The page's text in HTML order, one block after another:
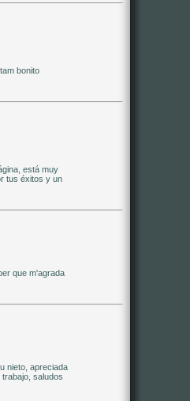
bonito
está muy
tus éxitos y un
que m'agrada
nieto, apreciada
saludos